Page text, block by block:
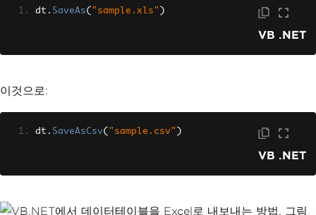
dt . SaveAs( "sample.xls" )
VB .NET
이것으로:
dt . SaveAsCsv( "sample.csv" )
VB .NET